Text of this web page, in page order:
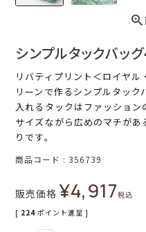
シンプルタックバッ
リバティプリント＜ロイヤ
リーンで作るシンプルタッ
入れるタックはファッション
サイズながら広めのマチがあ
りです。
商品コード 356739
販売価格 ¥4,917税込
[ 224 ポイント進呈 ]